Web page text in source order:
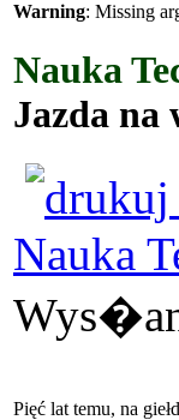
Warning: Missing
Nauka
Jazda na
Nauka
Pięć lat temu, na